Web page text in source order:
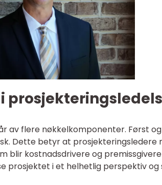
av flere nøkkelkomponenter. Først
Dette betyr at prosjekteringsledere
blir kostnadsdrivere og
prosjektet i et helhetlig perspektiv og